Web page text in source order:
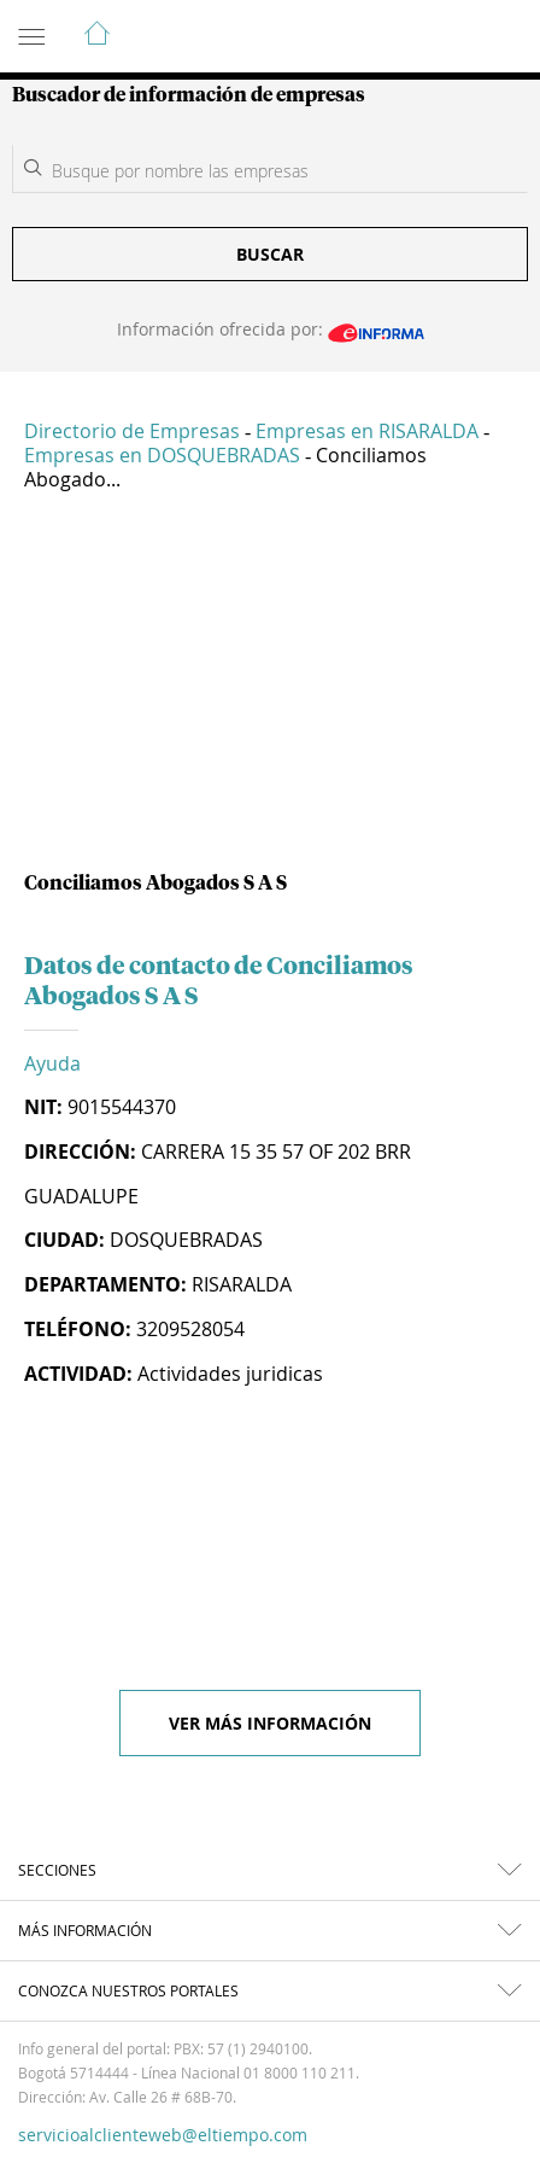
Guía de Empresas Colombianas
Buscador de información de empresas
BUSCAR
Información ofrecida por:
Directorio de Empresas - Empresas en RISARALDA -
Empresas en DOSQUEBRADAS - Conciliamos
Abogado...
Conciliamos Abogados S A S
Datos de contacto de Conciliamos
Abogados S A S
Ayuda
NIT: 9015544370
DIRECCIÓN: CARRERA 15 35 57 OF 202 BRR
GUADALUPE
CIUDAD: DOSQUEBRADAS
DEPARTAMENTO: RISARALDA
TELÉFONO: 3209528054
ACTIVIDAD: Actividades juridicas
VER MÁS INFORMACIÓN
SECCIONES
MÁS INFORMACIÓN
CONOZCA NUESTROS PORTALES
Info general del portal: PBX: 57 (1) 2940100.
Bogotá 5714444 - Línea Nacional 01 8000 110 211.
Dirección: Av. Calle 26 # 68B-70.
servicioalclienteweb@eltiempo.com